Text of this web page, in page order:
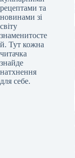
рецептами та
новинами зі
світу
знаменитосте
й. Тут кожна
читачка
знайде
натхнення
для себе.